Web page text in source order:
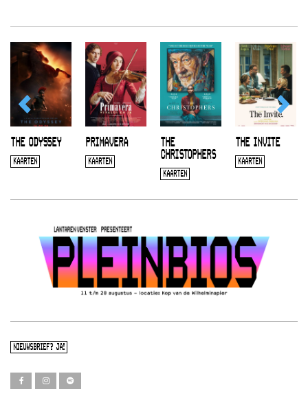
THE ODYSSEY
KAARTEN
PRIMAVERA
KAARTEN
THE
CHRISTOPHERS
KAARTEN
THE INVITE
KAARTEN
NIEUWSBRIEF? JA!